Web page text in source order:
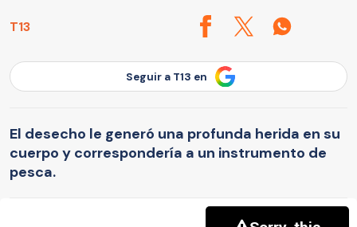
T13
Seguir a T13 en
El desecho le generó una profunda herida en su
cuerpo y correspondería a un instrumento de
pesca.